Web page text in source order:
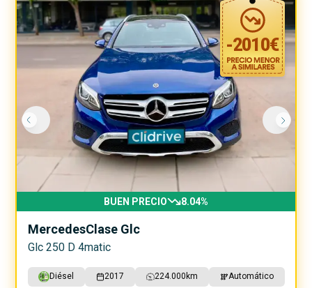
-2010€
BUEN PRECIO 8.04%
MercedesClase Glc
Glc 250 D 4matic
Diésel 2017 224.000 km Automático